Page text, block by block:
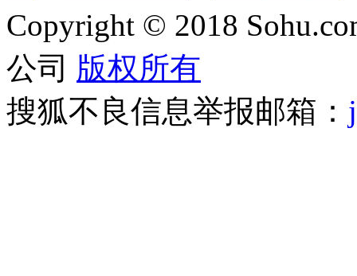
Copyright © 2018
公司 版权所有
搜狐不良信息举报邮箱：